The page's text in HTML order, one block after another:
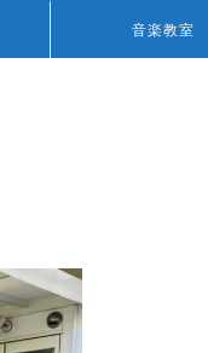
音楽教室